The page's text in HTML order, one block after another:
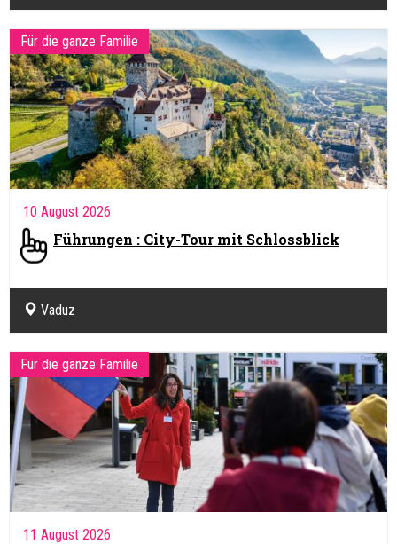
Für die ganze Familie
10 August 2026
Führungen : City-Tour mit Schlossblick
Vaduz
Für die ganze Familie
11 August 2026